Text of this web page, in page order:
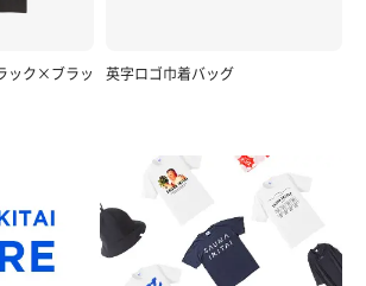
ック×ブラッ
英字ロゴ巾着バッグ